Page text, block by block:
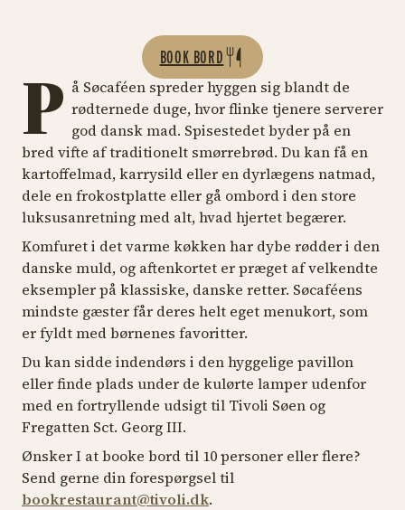
P å Søcaféen spreder hyggen sig blandt de
rødternede duge, hvor flinke tjenere serverer
god dansk mad. Spisestedet byder på en
bred vifte af traditionelt smørrebrød. Du kan få en
kartoffelmad, karrysild eller en dyrlægens natmad,
dele en frokostplatte eller gå ombord i den store
luksusanretning med alt, hvad hjertet begærer.
Komfuret i det varme køkken har dybe rødder i den
danske muld, og aftenkortet er præget af velkendte
eksempler på klassiske, danske retter. Søcaféens
mindste gæster får deres helt eget menukort, som
er fyldt med børnenes favoritter.
Du kan sidde indendørs i den hyggelige pavillon
eller finde plads under de kulørte lamper udenfor
med en fortryllende udsigt til Tivoli Søen og
Fregatten Sct. Georg III.
Ønsker I at booke bord til 10 personer eller flere?
Send gerne din forespørgsel til
bookrestaurant@tivoli.dk.
BOOK BORD